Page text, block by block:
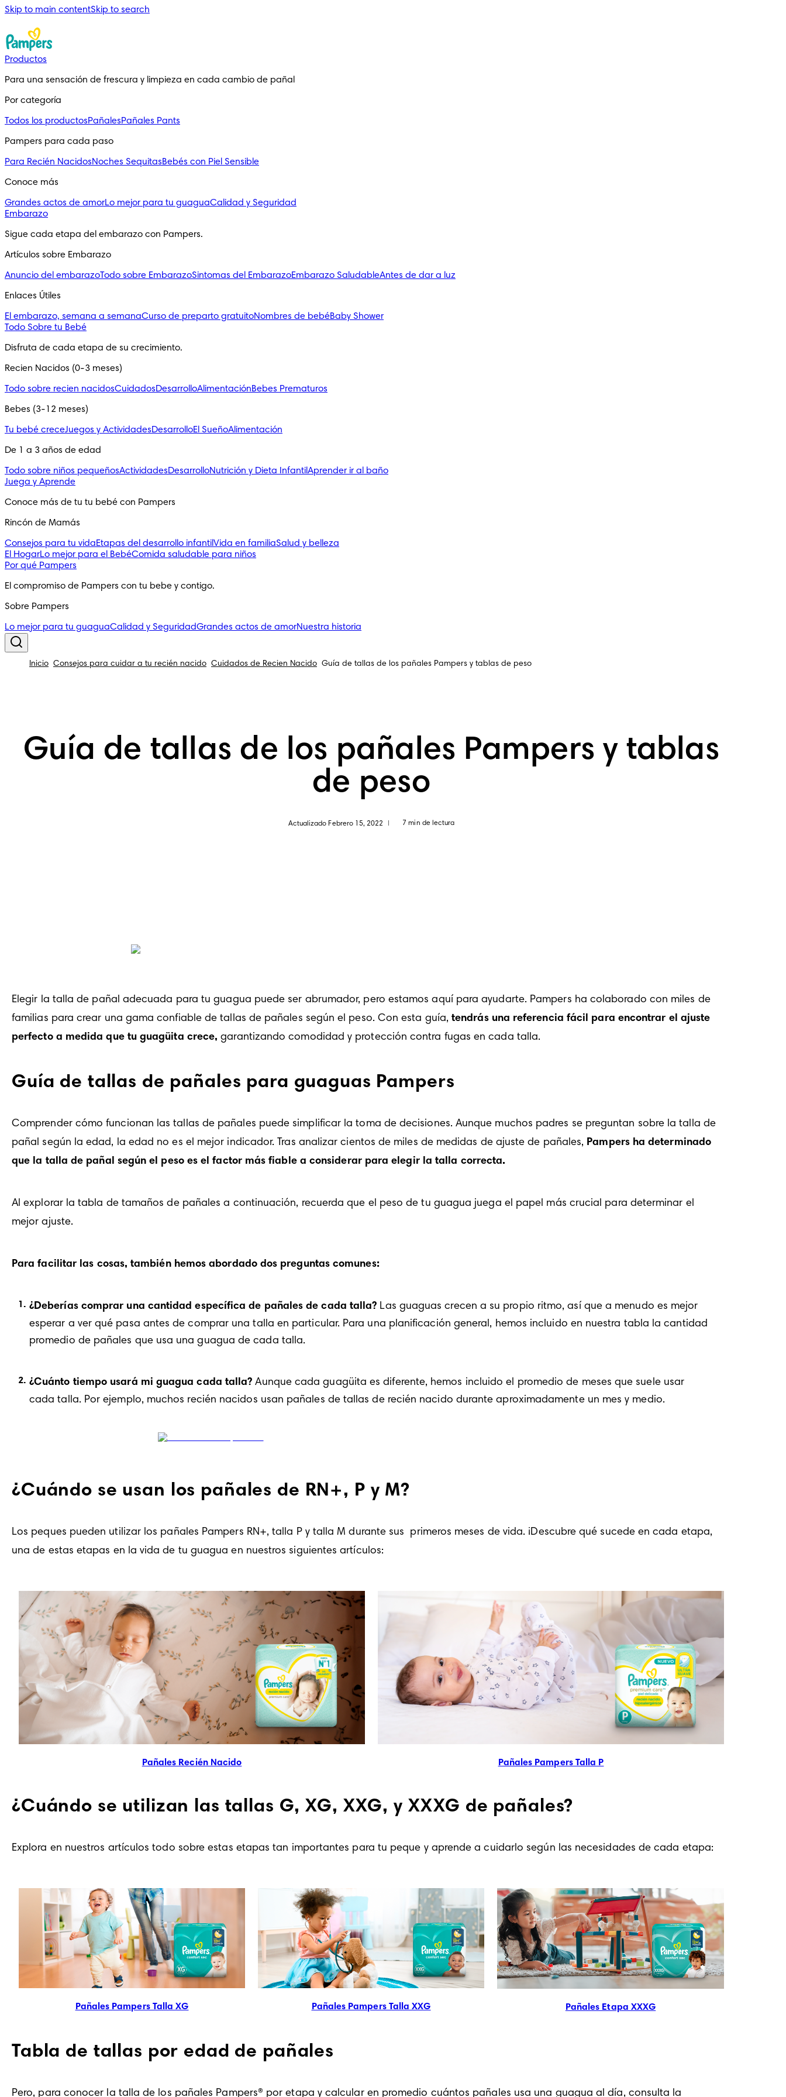
Skip to main contentSkip to search
Productos
Para una sensación de frescura y limpieza en cada cambio de pañal
Por categoría
Todos los productosPañalesPañales Pants
Pampers para cada paso
Para Recién NacidosNoches SequitasBebés con Piel Sensible
Conoce más
Grandes actos de amorLo mejor para tu guaguaCalidad y Seguridad
Embarazo
Sigue cada etapa del embarazo con Pampers.
Artículos sobre Embarazo
Anuncio del embarazoTodo sobre EmbarazoSintomas del EmbarazoEmbarazo SaludableAntes de dar a luz
Enlaces Útiles
El embarazo, semana a semanaCurso de preparto gratuitoNombres de bebéBaby Shower
Todo Sobre tu Bebé
Disfruta de cada etapa de su crecimiento.
Recien Nacidos (0-3 meses)
Todo sobre recien nacidosCuidadosDesarrolloAlimentaciónBebes Prematuros
Bebes (3-12 meses)
Tu bebé creceJuegos y ActividadesDesarrolloEl SueñoAlimentación
De 1 a 3 años de edad
Todo sobre niños pequeñosActividadesDesarrolloNutrición y Dieta InfantilAprender ir al baño
Juega y Aprende
Conoce más de tu tu bebé con Pampers
Rincón de Mamás
Consejos para tu vidaEtapas del desarrollo infantilVida en familiaSalud y belleza
El HogarLo mejor para el BebéComida saludable para niños
Por qué Pampers
El compromiso de Pampers con tu bebe y contigo.
Sobre Pampers
Lo mejor para tu guaguaCalidad y SeguridadGrandes actos de amorNuestra historia
Inicio Consejos para cuidar a tu recién nacido Cuidados de Recien Nacido Guía de tallas de los pañales Pampers y tablas de peso
Guía de tallas de los pañales Pampers y tablas
de peso
Actualizado Febrero 15, 2022 7 min de lectura
Elegir la talla de pañal adecuada para tu guagua puede ser abrumador, pero estamos aquí para ayudarte. Pampers ha colaborado con miles de
familias para crear una gama confiable de tallas de pañales según el peso. Con esta guía, tendrás una referencia fácil para encontrar el ajuste
perfecto a medida que tu guagüita crece, garantizando comodidad y protección contra fugas en cada talla.
Guía de tallas de pañales para guaguas Pampers
Comprender cómo funcionan las tallas de pañales puede simplificar la toma de decisiones. Aunque muchos padres se preguntan sobre la talla de
pañal según la edad, la edad no es el mejor indicador. Tras analizar cientos de miles de medidas de ajuste de pañales, Pampers ha determinado
que la talla de pañal según el peso es el factor más fiable a considerar para elegir la talla correcta.
Al explorar la tabla de tamaños de pañales a continuación, recuerda que el peso de tu guagua juega el papel más crucial para determinar el
mejor ajuste.
Para facilitar las cosas, también hemos abordado dos preguntas comunes:
¿Deberías comprar una cantidad específica de pañales de cada talla? Las guaguas crecen a su propio ritmo, así que a menudo es mejor
esperar a ver qué pasa antes de comprar una talla en particular. Para una planificación general, hemos incluido en nuestra tabla la cantidad
promedio de pañales que usa una guagua de cada talla.
¿Cuánto tiempo usará mi guagua cada talla? Aunque cada guagüita es diferente, hemos incluido el promedio de meses que suele usar
cada talla. Por ejemplo, muchos recién nacidos usan pañales de tallas de recién nacido durante aproximadamente un mes y medio.
¿Cuándo se usan los pañales de RN+, P y M?
Los peques pueden utilizar los pañales Pampers RN+, talla P y talla M durante sus  primeros meses de vida. ¡Descubre qué sucede en cada etapa,
una de estas etapas en la vida de tu guagua en nuestros siguientes artículos:
Pañales Recién Nacido Pañales Pampers Talla P
¿Cuándo se utilizan las tallas G, XG, XXG, y XXXG de pañales?
Explora en nuestros artículos todo sobre estas etapas tan importantes para tu peque y aprende a cuidarlo según las necesidades de cada etapa:
Pañales Pampers Talla XG Pañales Pampers Talla XXG Pañales Etapa XXXG
Tabla de tallas por edad de pañales
Pero, para conocer la talla de los pañales Pampers® por etapa y calcular en promedio cuántos pañales usa una guagua al día, consulta la